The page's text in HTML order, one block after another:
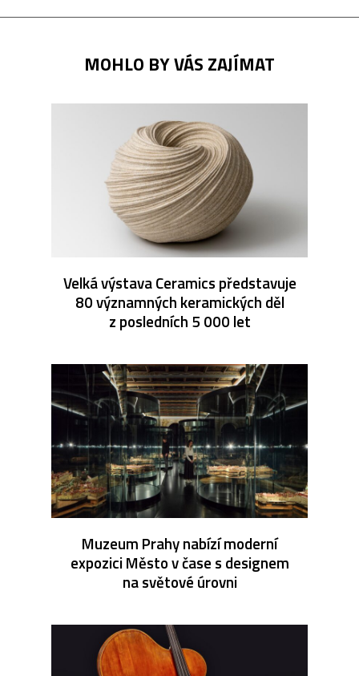
MOHLO BY VÁS ZAJÍMAT
Velká výstava Ceramics představuje
80 významných keramických děl
z posledních 5 000 let
Muzeum Prahy nabízí moderní
expozici Město v čase s designem
na světové úrovni